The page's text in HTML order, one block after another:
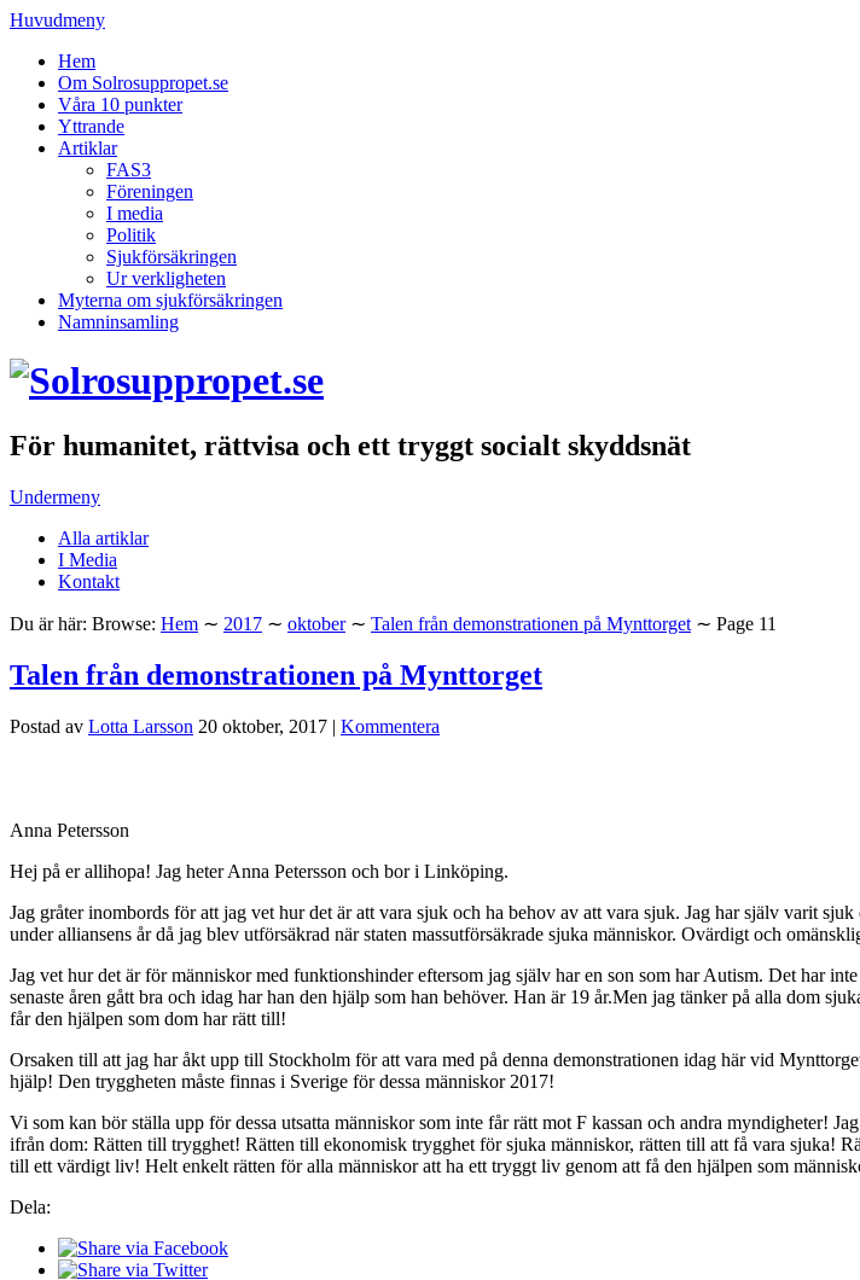
Huvudmeny
Hem
Om Solrosuppropet.se
Våra 10 punkter
Yttrande
Artiklar
FAS3
Föreningen
I media
Politik
Sjukförsäkringen
Ur verkligheten
Myterna om sjukförsäkringen
Namninsamling
För humanitet, rättvisa och ett tryggt socialt skyddsnät
Undermeny
Alla artiklar
I Media
Kontakt
Du är här: Browse: Hem ∼ 2017 ∼ oktober ∼ Talen från demonstrationen på Mynttorget ∼ Page 11
Talen från demonstrationen på Mynttorget
Postad av Lotta Larsson 20 oktober, 2017 | Kommentera
Anna Petersson
Hej på er allihopa! Jag heter Anna Petersson och bor i Linköping.
Jag gråter inombords för att jag vet hur det är att vara sjuk och ha behov av att vara sjuk. Jag har själv varit
under alliansens år då jag blev utförsäkrad när staten massutförsäkrade sjuka människor. Ovärdigt och
Jag vet hur det är för människor med funktionshinder eftersom jag själv har en son som har Autism. Det har
senaste åren gått bra och idag har han den hjälp som han behöver. Han är 19 år.Men jag tänker på alla dom
får den hjälpen som dom har rätt till!
Orsaken till att jag har åkt upp till Stockholm för att vara med på denna demonstrationen idag här vid
hjälp! Den tryggheten måste finnas i Sverige för dessa människor 2017!
Vi som kan bör ställa upp för dessa utsatta människor som inte får rätt mot F kassan och andra myndigheter!
ifrån dom: Rätten till trygghet! Rätten till ekonomisk trygghet för sjuka människor, rätten till att få vara sjuka!
till ett värdigt liv! Helt enkelt rätten för alla människor att ha ett tryggt liv genom att få den hjälpen som
Dela: